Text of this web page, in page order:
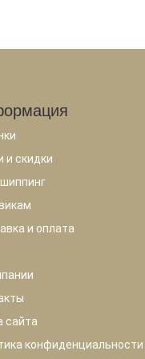
и скидки
и оплата
сайта
конфиденциальности